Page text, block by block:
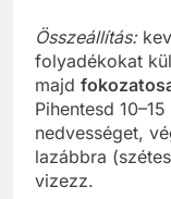
Összeállítás:
folyadékokat
majd
Pihentesd
nedvességet,
lazábbra
vizezz.